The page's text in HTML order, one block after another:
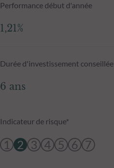
Performance début d'année
1,21%
Durée d'investissement conseillée
6 ans
Indicateur de risque*
1 2 3 4 5 6 7